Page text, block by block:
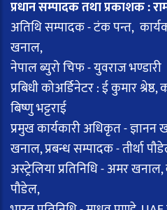
प्रधान सम्पादक तथा प्रकाशक :
अतिथि सम्पादक - टंक पन्त,
खनाल,
नेपाल ब्युरो चिफ - युवराज भण्डारी
प्रबिधी कोअर्डिनेटर : ई कुमार
बिष्णु भट्टराई
प्रमुख कार्यकारी अधिकृत -
खनाल, प्रबन्ध सम्पादक - तीर्था
अस्ट्रेलिया प्रतिनिधि - अमर खनाल,
पौडेल,